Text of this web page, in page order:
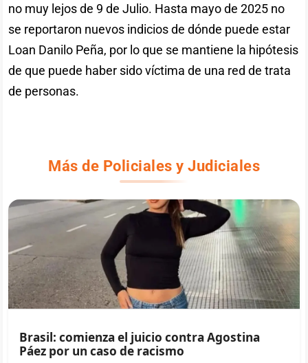
no muy lejos de 9 de Julio. Hasta mayo de 2025 no
se reportaron nuevos indicios de dónde puede estar
Loan Danilo Peña, por lo que se mantiene la hipótesis
de que puede haber sido víctima de una red de trata
de personas.
Más de Policiales y Judiciales
Brasil: comienza el juicio contra Agostina
Páez por un caso de racismo